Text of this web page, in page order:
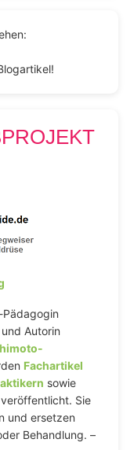
Pädagogin
Autorin
Fachartikel
sowie
Sie
und ersetzen
Behandlung. –